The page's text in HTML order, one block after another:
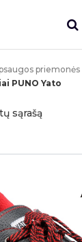
priemonės
PUNO Yato
sąrašą